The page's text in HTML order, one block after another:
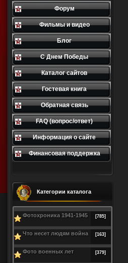
Форум
Фильмы и видео
Блог
С Днем Победы
Каталог сайтов
Гостевая книга
Обратная связь
FAQ (вопрос/ответ)
Информация о сайте
Финансовая поддержка
Категории каталога
Фотохроника 1941-1945 [785]
Что несет людям война [163]
Фото военных лет [379]